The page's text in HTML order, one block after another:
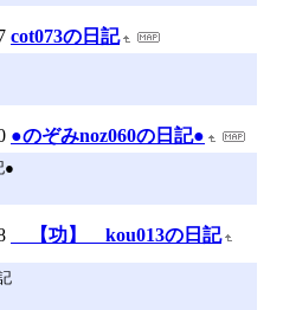
cot073の日記
●のぞみnoz060の日記●
●
【功】 kou013の日記